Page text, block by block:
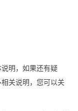
明，如果还有疑
关说明，您可以关